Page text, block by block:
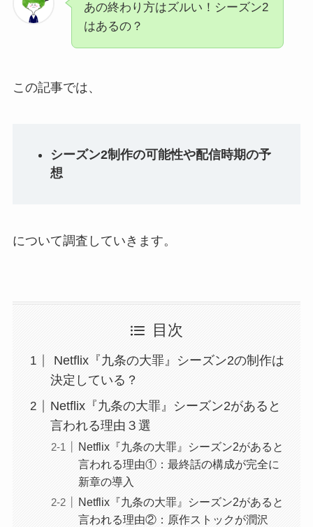
あの終わり方はズルい！シーズン2
はあるの？
この記事では、
シーズン2制作の可能性や配信時期の予
想
について調査していきます。
目次
Netflix『九条の大罪』シーズン2の制作は
決定している？
Netflix『九条の大罪』シーズン2があると
言われる理由３選
Netflix『九条の大罪』シーズン2があると
言われる理由①：最終話の構成が完全に
新章の導入
Netflix『九条の大罪』シーズン2があると
言われる理由②：原作ストックが潤沢